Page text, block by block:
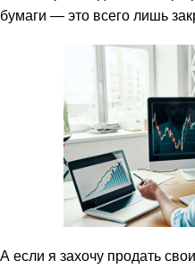
бумаги — это всего лишь
А если я захочу продать